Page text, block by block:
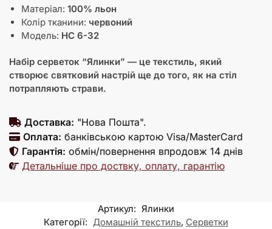
Матеріал: 100% льон
Колір тканини: червоний
Модель: НС 6-32
Набір серветок “Ялинки” — це текстиль, який
створює святковий настрій ще до того, як на стіл
потрапляють страви.
Доставка: "Нова Пошта".
Оплата: банківською картою Visa/MasterCard
Гарантія: обмін/повернення впродовж 14 днів
Детальніше про доствку, оплату, гарантію
Артикул: Ялинки
Категорії: Домашній текстиль, Серветки